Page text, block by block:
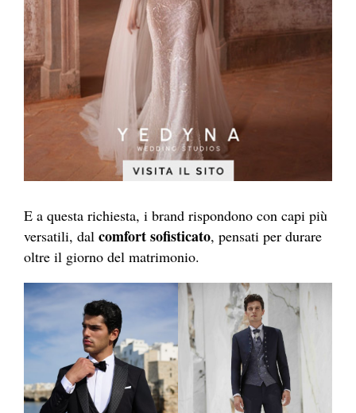
E a questa richiesta, i brand rispondono con capi più
versatili, dal comfort sofisticato, pensati per durare
oltre il giorno del matrimonio.